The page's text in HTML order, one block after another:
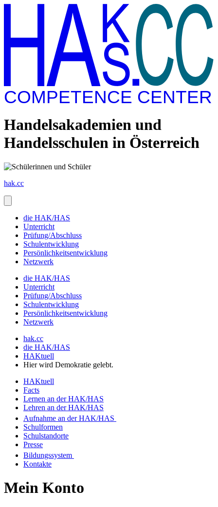
COMPETENCE CENTER
Handelsakademien und
Handelsschulen in Österreich
hak.cc
die HAK/HAS
Unterricht
Prüfung/Abschluss
Schulentwicklung
Persönlichkeitsentwicklung
Netzwerk
die HAK/HAS
Unterricht
Prüfung/Abschluss
Schulentwicklung
Persönlichkeitsentwicklung
Netzwerk
hak.cc
die HAK/HAS
HAKtuell
Hier wird Demokratie gelebt.
HAKtuell
Facts
Lernen an der HAK/HAS
Lehren an der HAK/HAS
Aufnahme an der HAK/HAS
Schulformen
Schulstandorte
Presse
Bildungssystem
Kontakte
Mein Konto